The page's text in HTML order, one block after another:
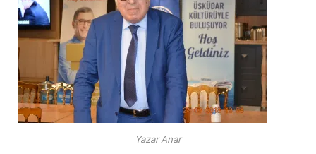
Yazar Anar